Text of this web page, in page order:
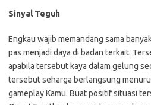
Sinyal Teguh
Engkau wajib memandang sama
pas menjadi daya di badan terkait.
apabila tersebut kaya dalam gelung
tersebut seharga berlangsung
gameplay Kamu. Buat positif situasi